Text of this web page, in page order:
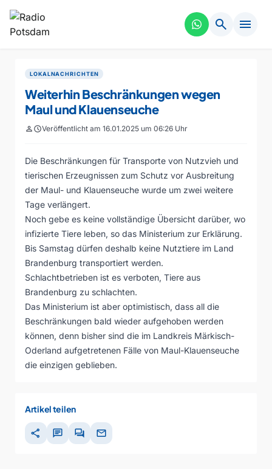
search menu
LOKALNACHRICHTEN
Weiterhin Beschränkungen wegen
Maul und Klauenseuche
personscheduleVeröffentlicht am 16.01.2025 um 06:26 Uhr
Die Beschränkungen für Transporte von Nutzvieh und
tierischen Erzeugnissen zum Schutz vor Ausbreitung
der Maul- und Klauenseuche wurde um zwei weitere
Tage verlängert.
Noch gebe es keine vollständige Übersicht darüber, wo
infizierte Tiere leben, so das Ministerium zur Erklärung.
Bis Samstag dürfen deshalb keine Nutztiere im Land
Brandenburg transportiert werden.
Schlachtbetrieben ist es verboten, Tiere aus
Brandenburg zu schlachten.
Das Ministerium ist aber optimistisch, dass all die
Beschränkungen bald wieder aufgehoben werden
können, denn bisher sind die im Landkreis Märkisch-
Oderland aufgetretenen Fälle von Maul-Klauenseuche
die einzigen geblieben.
Artikel teilen
share chat forum mail